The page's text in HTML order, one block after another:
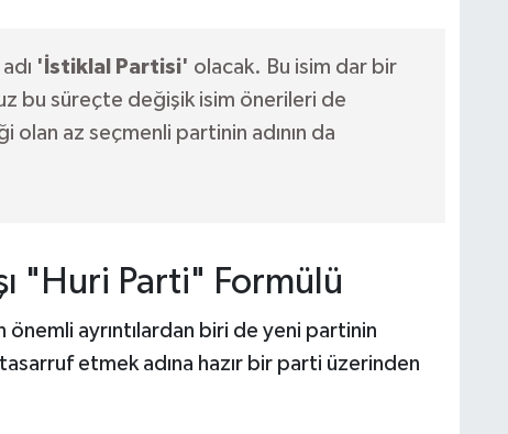
'İstiklal Partisi' olacak. Bu isim dar bir
bu süreçte değişik isim önerileri de
olan az seçmenli partinin adının da
"Huri Parti" Formülü
ayrıntılardan biri de yeni partinin
etmek adına hazır bir parti üzerinden